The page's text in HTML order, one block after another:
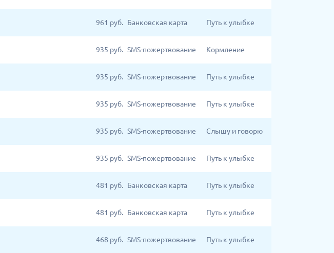
961 руб. Банковская карта Путь к улыбке
935 руб. SMS-пожертвование Кормление
935 руб. SMS-пожертвование Путь к улыбке
935 руб. SMS-пожертвование Путь к улыбке
935 руб. SMS-пожертвование Слышу и говорю
935 руб. SMS-пожертвование Путь к улыбке
481 руб. Банковская карта Путь к улыбке
481 руб. Банковская карта Путь к улыбке
468 руб. SMS-пожертвование Путь к улыбке